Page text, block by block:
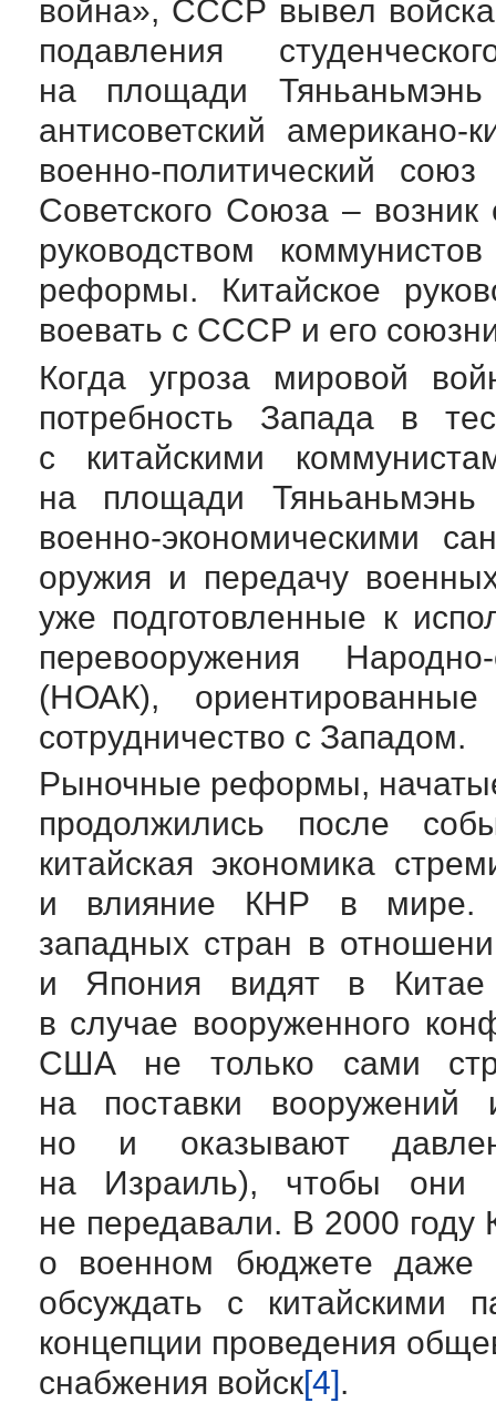
война», СССР вывел
подавления
на площади
антисоветский американо-
военно-политический союз
Советского Союза –
руководством
реформы. Китайское
воевать с СССР и его
Когда угроза мировой
потребность Запада в
с китайскими
на площади
военно-экономическими
оружия и передачу
уже подготовленные к
перевооружения
(НОАК),
сотрудничество с Западом.
Рыночные реформы,
продолжились после
китайская экономика
и влияние КНР в
западных стран в
и Япония видят в Китае
в случае вооруженного
США не только сами
на поставки
но и оказывают
на Израиль), чтобы они
не передавали. В 2000 году
о военном бюджете даже
обсуждать с китайскими
концепции проведения
снабжения войск[4].